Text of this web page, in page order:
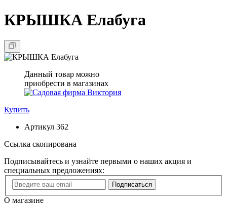
КРЫШКА Елабуга
Данный товар можно
приобрести в магазинах
Купить
Артикул 362
Ссылка скопирована
Подписывайтесь и узнайте первыми о наших акция и
специальных предложениях:
Подписаться
О магазине